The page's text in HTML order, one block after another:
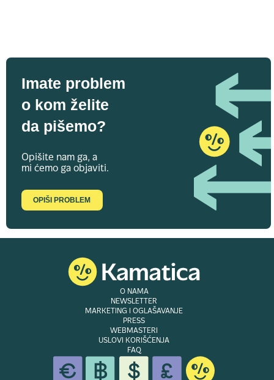
Imate problem
o kom želite
da pišemo?
Opišite nam ga, a
mi ćemo ga objaviti.
OPIŠI PROBLEM
O NAMA
NEWSLETTER
MARKETING I OGLAŠAVANJE
PRESS
WEBMASTERI
USLOVI KORIŠĆENJA
FAQ